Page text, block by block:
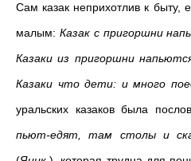
Сам казак неприхотлив к быту,
малым: Казак с пригоршни
Казаки из пригоршни
Казаки что дети: и много
уральских казаков была
пьют-едят, там столы и